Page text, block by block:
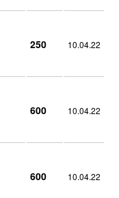
250 10.04.22
600 10.04.22
600 10.04.22